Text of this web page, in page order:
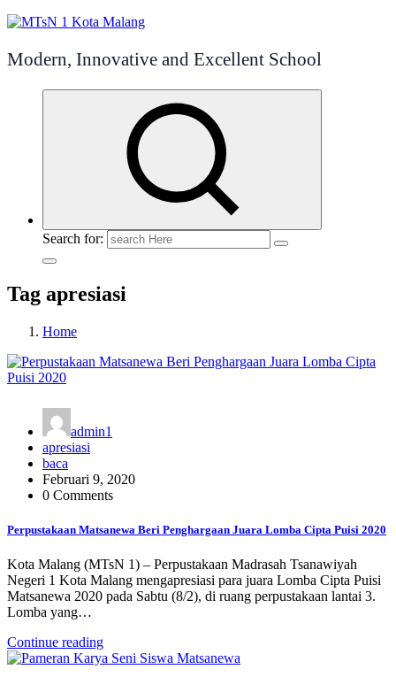
Modern, Innovative and Excellent School
Search for:
Tag apresiasi
Home
admin1
apresiasi
baca
Februari 9, 2020
0 Comments
Perpustakaan Matsanewa Beri Penghargaan Juara Lomba Cipta Puisi 2020
Kota Malang (MTsN 1) – Perpustakaan Madrasah Tsanawiyah
Negeri 1 Kota Malang mengapresiasi para juara Lomba Cipta Puisi
Matsanewa 2020 pada Sabtu (8/2), di ruang perpustakaan lantai 3.
Lomba yang…
Continue reading